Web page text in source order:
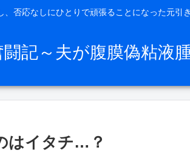
、否応なしにひとりで頑張ることになった元引
記～夫が腹膜偽粘液
はイタチ…？